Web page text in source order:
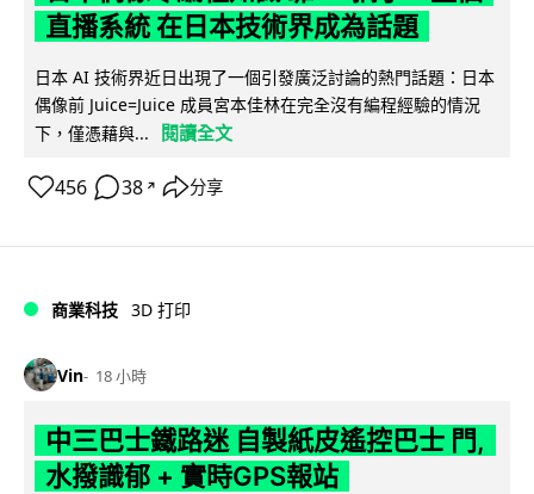
直播系統 在日本技術界成為話題
日本 AI 技術界近日出現了一個引發廣泛討論的熱門話題：日本
偶像前 Juice=Juice 成員宮本佳林在完全沒有編程經驗的情況
下，僅憑藉與...
閱讀全文
456 38 ↗ 分享
商業科技 3D 打印
Vin 18 小時
中三巴士鐵路迷 自製紙皮遙控巴士 門,
水撥識郁 + 實時GPS報站